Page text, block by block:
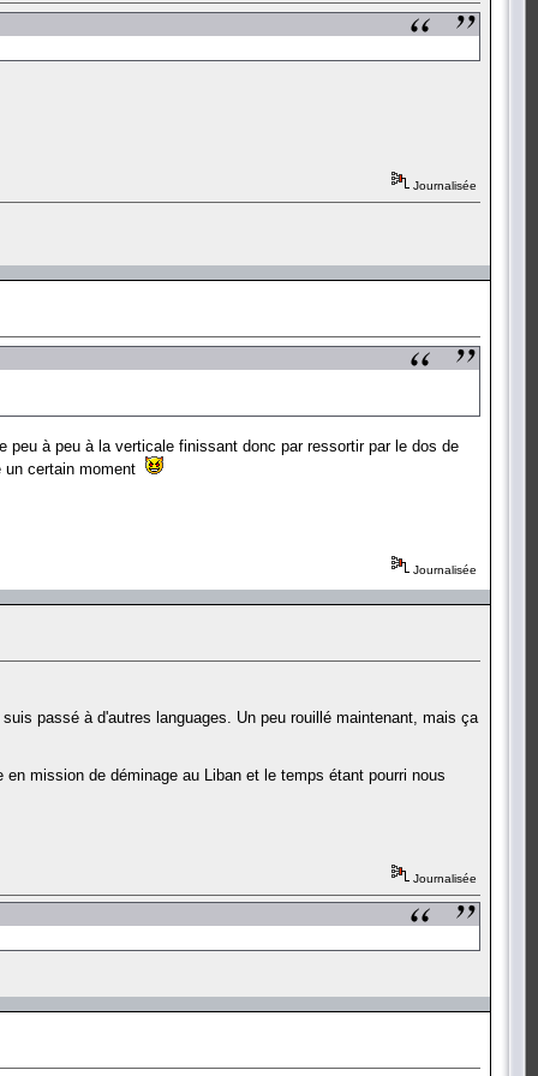
Journalisée
à peu à la verticale finissant donc par ressortir par le dos de
un certain moment
Journalisée
passé à d'autres languages. Un peu rouillé maintenant, mais ça
mission de déminage au Liban et le temps étant pourri nous
Journalisée